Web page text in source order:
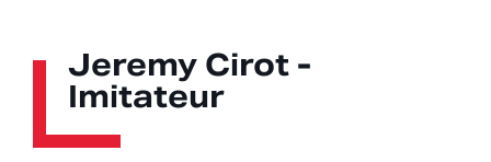
Jeremy Cirot -
Imitateur